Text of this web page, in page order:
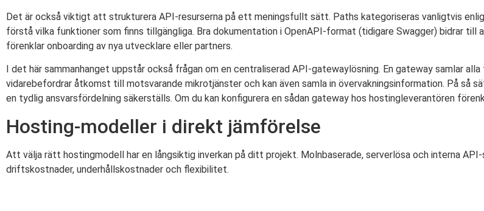
Det är också viktigt att strukturera API-resurserna på ett meningsfullt sätt. Paths kategoriseras vanligtvis
förstå vilka funktioner som finns tillgängliga. Bra dokumentation i OpenAPI-format (tidigare Swagger) bidrar
förenklar onboarding av nya utvecklare eller partners.
I det här sammanhanget uppstår också frågan om en centraliserad API-gatewaylösning. En gateway samlar
vidarebefordrar åtkomst till motsvarande mikrotjänster och kan även samla in övervakningsinformation. På så
en tydlig ansvarsfördelning säkerställs. Om du kan konfigurera en sådan gateway hos hostingleverantören
Hosting-modeller i direkt jämförelse
Att välja rätt hostingmodell har en långsiktig inverkan på ditt projekt. Molnbaserade, serverlösa och interna
driftskostnader, underhållskostnader och flexibilitet.